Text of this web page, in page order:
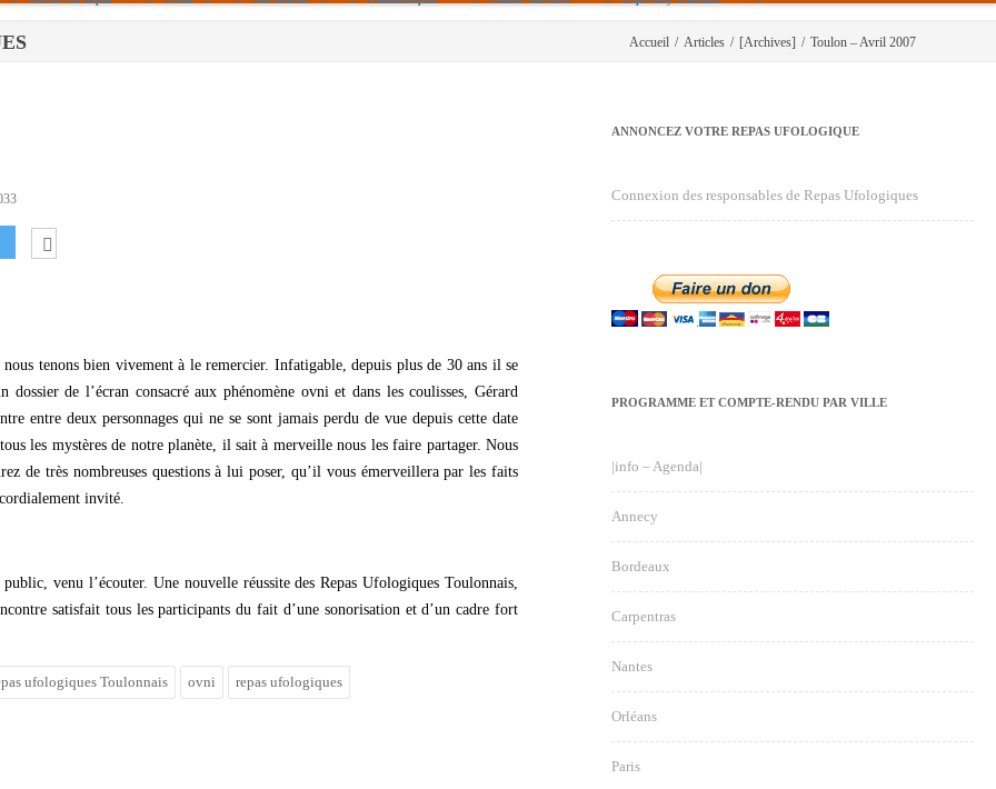
Accueil / Articles / [Archives] / Toulon – Avril 2007
tenons bien vivement à le remercier. Infatigable, depuis plus de 30 ans il se
de l’écran consacré aux phénomène ovni et dans les coulisses, Gérard
entre deux personnages qui ne se sont jamais perdu de vue depuis cette date
les mystères de notre planète, il sait à merveille nous les faire partager. Nous
de très nombreuses questions à lui poser, qu’il vous émerveillera par les faits
invité.
venu l’écouter. Une nouvelle réussite des Repas Ufologiques Toulonnais,
satisfait tous les participants du fait d’une sonorisation et d’un cadre fort
ufologiques Toulonnais ovni repas ufologiques
ANNONCEZ VOTRE REPAS UFOLOGIQUE
Connexion des responsables de Repas Ufologiques
PROGRAMME ET COMPTE-RENDU PAR VILLE
|info – Agenda|
Annecy
Bordeaux
Carpentras
Nantes
Orléans
Paris